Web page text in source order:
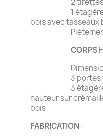
1 étagère
bois avec tasseaux
Piétement
CORPS
Dimensions :
3 portes
3 étagères
hauteur sur
FABRICATION :